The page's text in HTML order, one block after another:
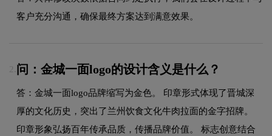
客户充分沟通，确保最终方案达到满意效果。
2. 问：金城一面logo的设计含义是什么？
答：金城一面logo品牌缩写为金色。 印章形式体现了晋城深
厚的文化历史，突出了兰州饮食文化牛肉拉面的金字招牌。
印章形象弘扬百年传承品质，传播品牌价值。 标志创意结合